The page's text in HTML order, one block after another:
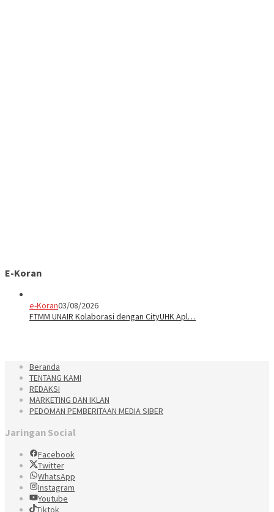
E-Koran
e-Koran03/08/2026
FTMM UNAIR Kolaborasi dengan CityUHK Apl…
Beranda
TENTANG KAMI
REDAKSI
MARKETING DAN IKLAN
PEDOMAN PEMBERITAAN MEDIA SIBER
Jaringan Social
Facebook
Twitter
WhatsApp
Instagram
Youtube
Tiktok